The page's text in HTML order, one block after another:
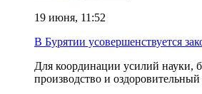
19 июня, 11:52
В Бурятии усовершенствуется
Для координации усилий науки,
производство и